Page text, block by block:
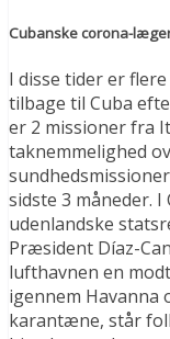
Cubanske corona-
I disse tider er
tilbage til Cuba
er 2 missioner fra
taknemmelighed
sidste 3 måneder.
udenlandske
Præsident Díaz-
lufthavnen en
igennem Havanna
karantæne, står